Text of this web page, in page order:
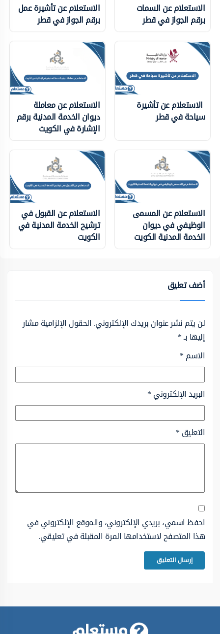
الاستعلام عن السمات
برقم الجواز في قطر
الاستعلام عن تأشيرة عمل
برقم الجواز في قطر
الاستعلام عن تأشيرة
سياحة في قطر
الاستعلام عن معاملة
ديوان الخدمة المدنية برقم
الإشارة في الكويت
الاستعلام عن المسمى
الوظيفي في ديوان
الخدمة المدنية الكويت
الاستعلام عن القبول في
ترشيح الخدمة المدنية في
الكويت
أضف تعليق
لن يتم نشر عنوان بريدك الإلكتروني. الحقول الإلزامية مشار
إليها بـ*
الاسم*
البريد الإلكتروني*
التعليق*
احفظ اسمي، بريدي الإلكتروني، والموقع الإلكتروني في
هذا المتصفح لاستخدامها المرة المقبلة في تعليقي.